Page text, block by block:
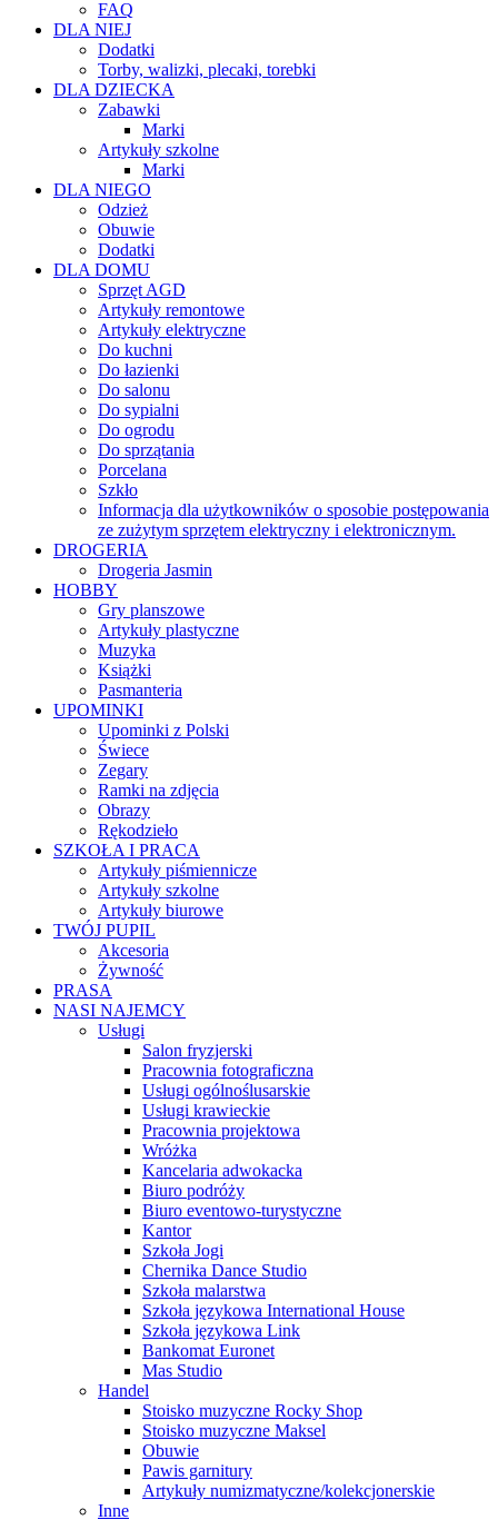
FAQ
DLA NIEJ
Dodatki
Torby, walizki, plecaki, torebki
DLA DZIECKA
Zabawki
Marki
Artykuły szkolne
Marki
DLA NIEGO
Odzież
Obuwie
Dodatki
DLA DOMU
Sprzęt AGD
Artykuły remontowe
Artykuły elektryczne
Do kuchni
Do łazienki
Do salonu
Do sypialni
Do ogrodu
Do sprzątania
Porcelana
Szkło
Informacja dla użytkowników o sposobie postępowania
ze zużytym sprzętem elektryczny i elektronicznym.
DROGERIA
Drogeria Jasmin
HOBBY
Gry planszowe
Artykuły plastyczne
Muzyka
Książki
Pasmanteria
UPOMINKI
Upominki z Polski
Świece
Zegary
Ramki na zdjęcia
Obrazy
Rękodzieło
SZKOŁA I PRACA
Artykuły piśmiennicze
Artykuły szkolne
Artykuły biurowe
TWÓJ PUPIL
Akcesoria
Żywność
PRASA
NASI NAJEMCY
Usługi
Salon fryzjerski
Pracownia fotograficzna
Usługi ogólnoślusarskie
Usługi krawieckie
Pracownia projektowa
Wróżka
Kancelaria adwokacka
Biuro podróży
Biuro eventowo-turystyczne
Kantor
Szkoła Jogi
Chernika Dance Studio
Szkoła malarstwa
Szkoła językowa International House
Szkoła językowa Link
Bankomat Euronet
Mas Studio
Handel
Stoisko muzyczne Rocky Shop
Stoisko muzyczne Maksel
Obuwie
Pawis garnitury
Artykuły numizmatyczne/kolekcjonerskie
Inne